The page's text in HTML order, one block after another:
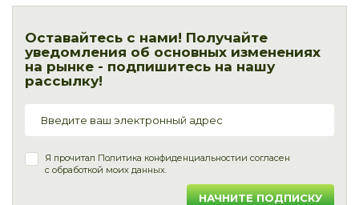
Оставайтесь с нами! Получайте
уведомления об основных изменениях
на рынке - подпишитесь на нашу
рассылку!
Я прочитал Политика конфиденциальностии согласен
с обработкой моих данных.
НАЧНИТЕ ПОДПИСКУ